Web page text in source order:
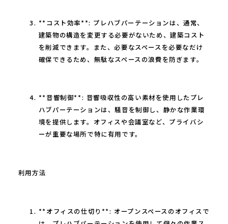
**コスト効率**: プレハブパーテーションは、通常、
建築物の構造を変更する必要がないため、建築コスト
を削減できます。また、必要なスペースを必要なだけ
確保できるため、無駄なスペースの浪費を防ぎます。
**音響制御**: 音響吸収性の高い素材を使用したプレ
ハブパーテーションは、騒音を制御し、静かな作業環
境を提供します。オフィスや会議室など、プライバシ
ーが重要な場所で特に有用です。
利用方法
**オフィスの仕切り**: オープンスペースのオフィスで